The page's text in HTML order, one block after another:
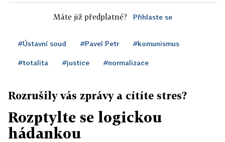
Máte již předplatné? Přihlaste se
#Ústavní soud #Pavel Petr #komunismus
#totalita #justice #normalizace
Rozrušily vás zprávy a cítíte stres?
Rozptylte se logickou
hádankou